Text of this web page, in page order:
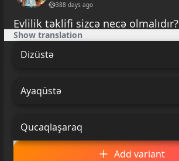
388 days ago
Evlilik təklifi sizcə necə olmalıdır?
Show translation
Dizüstə
Ayaqüstə
Qucaqlaşaraq
Add variant